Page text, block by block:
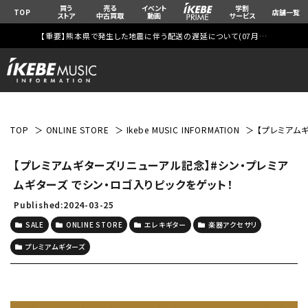
TOP 買う
ストア
売る
中古買取
イベント
動画
学割
サービス 店舗一覧
【重要】熊本県で発生した地震に伴う配送の遅延について(07月29日
TOP ONLINE STORE Ikebe MUSIC INFORMATION 【プレミアム
【プレミアムギターズリニューアル記念】#シン・プレミア
ムギターズ でシン・ロゴ入りピックをゲット！
Published:2024-03-25
SALE ONLINE STORE エレキギター 楽器アクセサリ
プレミアムギターズ